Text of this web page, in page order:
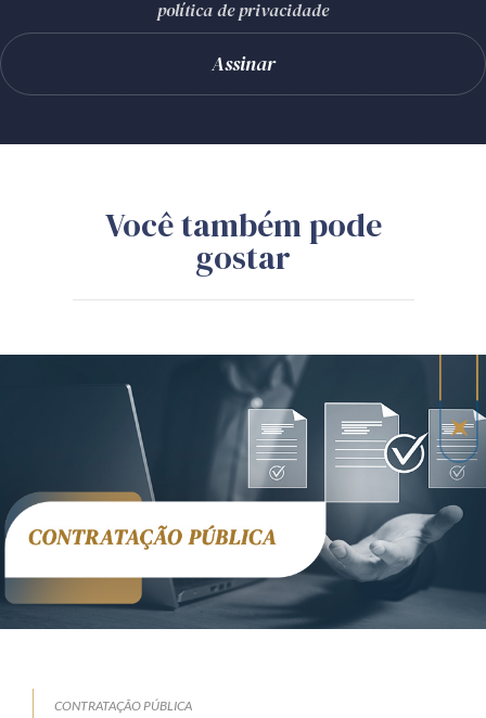
política de privacidade
Você também pode
gostar
CONTRATAÇÃO PÚBLICA